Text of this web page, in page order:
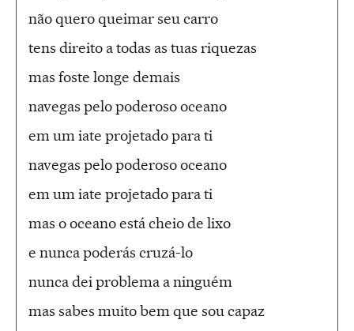
não quero queimar seu carro
tens direito a todas as tuas riquezas
mas foste longe demais
navegas pelo poderoso oceano
em um iate projetado para ti
navegas pelo poderoso oceano
em um iate projetado para ti
mas o oceano está cheio de lixo
e nunca poderás cruzá-lo
nunca dei problema a ninguém
mas sabes muito bem que sou capaz